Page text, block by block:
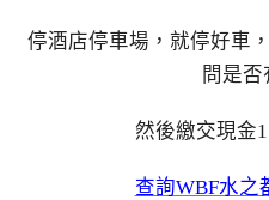
停酒店停車場，就停好車
問是否
然後繳交現金
查詢WBF水之